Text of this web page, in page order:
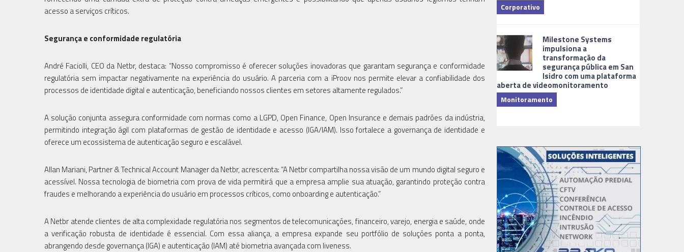
acesso a serviços críticos.
Segurança e conformidade regulatória
André Faciolli, CEO da Netbr, destaca: “Nosso compromisso é oferecer soluções inovadoras que garantam segurança e conformidade
regulatória sem impactar negativamente na experiência do usuário. A parceria com a iProov nos permite elevar a confiabilidade dos
processos de identidade digital e autenticação, beneficiando nossos clientes em setores altamente regulados.”
A solução conjunta assegura conformidade com normas como a LGPD, Open Finance, Open Insurance e demais padrões da indústria,
permitindo integração ágil com plataformas de gestão de identidade e acesso (IGA/IAM). Isso fortalece a governança de identidade e
oferece um ecossistema de autenticação seguro e escalável.
Allan Mariani, Partner & Technical Account Manager da Netbr, acrescenta: “A Netbr compartilha nossa visão de um mundo digital seguro e
acessível. Nossa tecnologia de biometria com prova de vida permitirá que a empresa amplie sua atuação, garantindo proteção contra
fraudes e melhorando a experiência do usuário em processos críticos, como onboarding e autenticação.”
A Netbr atende clientes de alta complexidade regulatória nos segmentos de telecomunicações, financeiro, varejo, energia e saúde, onde
a verificação robusta de identidade é essencial. Com essa aliança, a empresa expande seu portfólio de soluções ponta a ponta,
abrangendo desde governança (IGA) e autenticação (IAM) até biometria avançada com liveness.
Corporativo
Milestone Systems
impulsiona a
transformação da
segurança pública em San
Isidro com uma plataforma
aberta de videomonitoramento
Monitoramento